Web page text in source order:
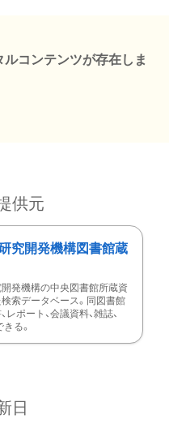
コンテンツが存在しま
供元
究開発機構図書館蔵
発機構の中央図書館所蔵資
索データベース。同図書館
レポート、会議資料、雑誌、
る。
日